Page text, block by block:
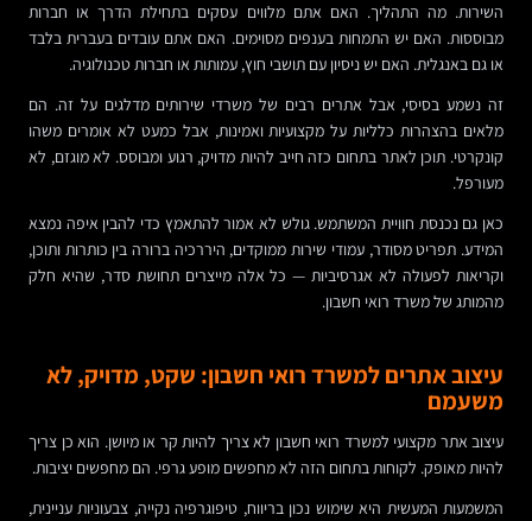
השירות. מה התהליך. האם אתם מלווים עסקים בתחילת הדרך או חברות
מבוססות. האם יש התמחות בענפים מסוימים. האם אתם עובדים בעברית בלבד
או גם באנגלית. האם יש ניסיון עם תושבי חוץ, עמותות או חברות טכנולוגיה.
זה נשמע בסיסי, אבל אתרים רבים של משרדי שירותים מדלגים על זה. הם
מלאים בהצהרות כלליות על מקצועיות ואמינות, אבל כמעט לא אומרים משהו
קונקרטי. תוכן לאתר בתחום כזה חייב להיות מדויק, רגוע ומבוסס. לא מוגזם, לא
מעורפל.
כאן גם נכנסת חוויית המשתמש. גולש לא אמור להתאמץ כדי להבין איפה נמצא
המידע. תפריט מסודר, עמודי שירות ממוקדים, היררכיה ברורה בין כותרות ותוכן,
וקריאות לפעולה לא אגרסיביות — כל אלה מייצרים תחושת סדר, שהיא חלק
מהמותג של משרד רואי חשבון.
עיצוב אתרים למשרד רואי חשבון: שקט, מדויק, לא
משעמם
עיצוב אתר מקצועי למשרד רואי חשבון לא צריך להיות קר או מיושן. הוא כן צריך
להיות מאופק. לקוחות בתחום הזה לא מחפשים מופע גרפי. הם מחפשים יציבות.
המשמעות המעשית היא שימוש נכון בריווח, טיפוגרפיה נקייה, צבעוניות עניינית,